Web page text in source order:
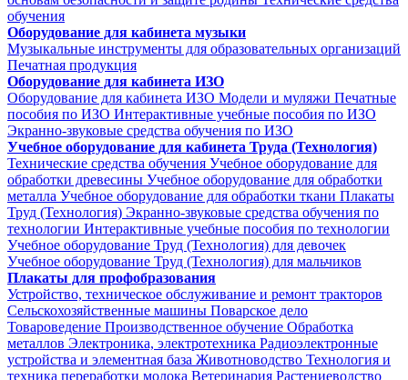
обучения
Оборудование для кабинета музыки
Музыкальные инструменты для образовательных организаций
Печатная продукция
Оборудование для кабинета ИЗО
Оборудование для кабинета ИЗО Модели и муляжи Печатные
пособия по ИЗО Интерактивные учебные пособия по ИЗО
Экранно-звуковые средства обучения по ИЗО
Учебное оборудование для кабинета Труда (Технология)
Технические средства обучения Учебное оборудование для
обработки древесины Учебное оборудование для обработки
металла Учебное оборудование для обработки ткани Плакаты
Труд (Технология) Экранно-звуковые средства обучения по
технологии Интерактивные учебные пособия по технологии
Учебное оборудование Труд (Технология) для девочек
Учебное оборудование Труд (Технология) для мальчиков
Плакаты для профобразования
Устройство, техническое обслуживание и ремонт тракторов
Сельскохозяйственные машины Поварское дело
Товароведение Производственное обучение Обработка
металлов Электроника, электротехника Радиоэлектронные
устройства и элементная база Животноводство Технология и
техника переработки молока Ветеринария Растениеводство